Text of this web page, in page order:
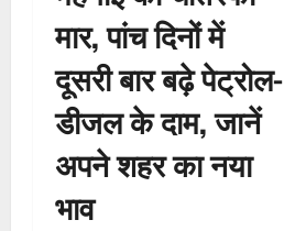
मार, पांच दिनों में
दूसरी बार बढ़े पेट्रोल-
डीजल के दाम, जानें
अपने शहर का नया
भाव